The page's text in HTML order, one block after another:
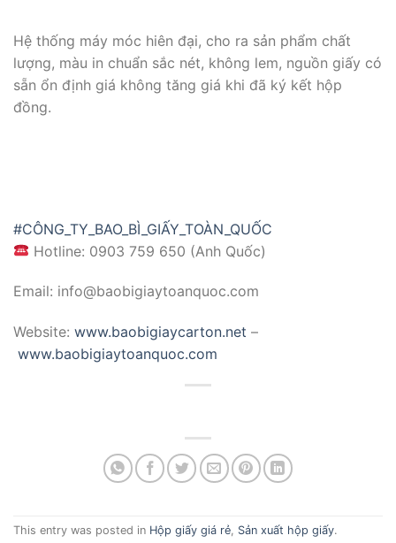
Hệ thống máy móc hiên đại, cho ra sản phẩm chất
lượng, màu in chuẩn sắc nét, không lem, nguồn giấy có
sẵn ổn định giá không tăng giá khi đã ký kết hộp
đồng.
#CÔNG_TY_BAO_BÌ_GIẤY_TOÀN_QUỐC
Hotline: 0903 759 650 (Anh Quốc)
Email: info@baobigiaytoanquoc.com
Website: www.baobigiaycarton.net –
www.baobigiaytoanquoc.com
This entry was posted in Hộp giấy giá rẻ, Sản xuất hộp giấy.